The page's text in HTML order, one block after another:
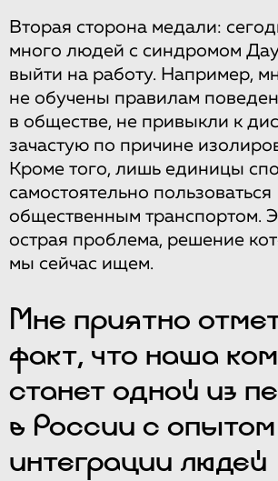
Вторая сторона медали:
много людей с синдромом
выйти на работу. Например,
не обучены правилам
в обществе, не привыкли к
зачастую по причине
Кроме того, лишь единицы
самостоятельно пользоваться
общественным транспортом.
острая проблема, решение
мы сейчас ищем.
Мне приятно
факт, что наша
станет одной из
в России с опытом
интеграции людей